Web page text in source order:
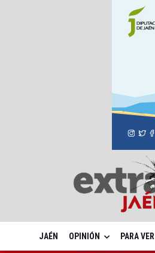
JAÉN OPINIÓN PARA VER